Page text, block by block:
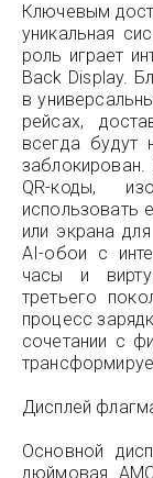
Ключевым
уникальная
роль играет
Back Display.
в
рейсах,
всегда будут
QR-коды,
использовать
или экрана
AI-обои с
часы и
третьего
процесс
сочетании с
Дисплей
Основной
дюймовая